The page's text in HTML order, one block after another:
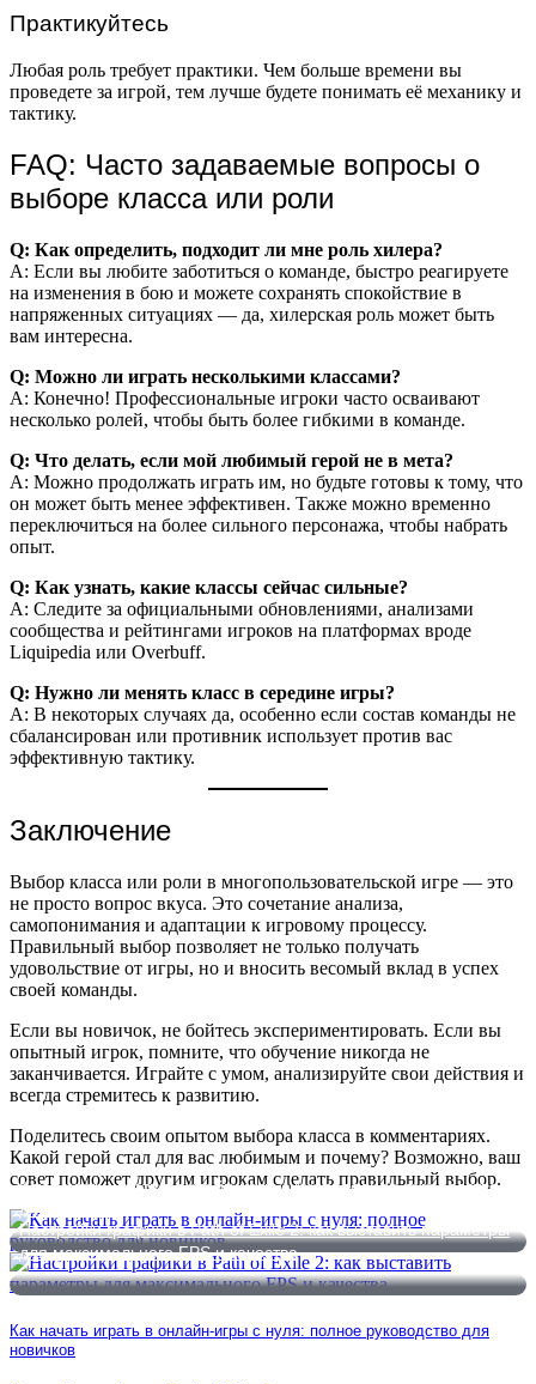
Практикуйтесь
Любая роль требует практики. Чем больше времени вы
проведете за игрой, тем лучше будете понимать её механику и
тактику.
FAQ: Часто задаваемые вопросы о
выборе класса или роли
Q: Как определить, подходит ли мне роль хилера?
A: Если вы любите заботиться о команде, быстро реагируете
на изменения в бою и можете сохранять спокойствие в
напряженных ситуациях — да, хилерская роль может быть
вам интересна.
Q: Можно ли играть несколькими классами?
A: Конечно! Профессиональные игроки часто осваивают
несколько ролей, чтобы быть более гибкими в команде.
Q: Что делать, если мой любимый герой не в мета?
A: Можно продолжать играть им, но будьте готовы к тому, что
он может быть менее эффективен. Также можно временно
переключиться на более сильного персонажа, чтобы набрать
опыт.
Q: Как узнать, какие классы сейчас сильные?
A: Следите за официальными обновлениями, анализами
сообщества и рейтингами игроков на платформах вроде
Liquipedia или Overbuff.
Q: Нужно ли менять класс в середине игры?
A: В некоторых случаях да, особенно если состав команды не
сбалансирован или противник использует против вас
эффективную тактику.
Заключение
Выбор класса или роли в многопользовательской игре — это
не просто вопрос вкуса. Это сочетание анализа,
самопонимания и адаптации к игровому процессу.
Правильный выбор позволяет не только получать
удовольствие от игры, но и вносить весомый вклад в успех
своей команды.
Если вы новичок, не бойтесь экспериментировать. Если вы
опытный игрок, помните, что обучение никогда не
заканчивается. Играйте с умом, анализируйте свои действия и
всегда стремитесь к развитию.
Поделитесь своим опытом выбора класса в комментариях.
Какой герой стал для вас любимым и почему? Возможно, ваш
совет поможет другим игрокам сделать правильный выбор.
Как начать играть в онлайн-игры с нуля: полное руководство
для новичков
Настройки графики в Path of Exile 2: как выставить параметры
для максимального FPS и качества
Как начать играть в онлайн-игры с нуля: полное руководство для
новичков